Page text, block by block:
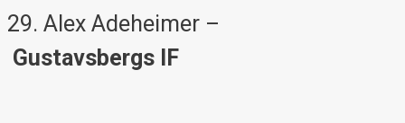
29. Alex Adeheimer –
Gustavsbergs IF